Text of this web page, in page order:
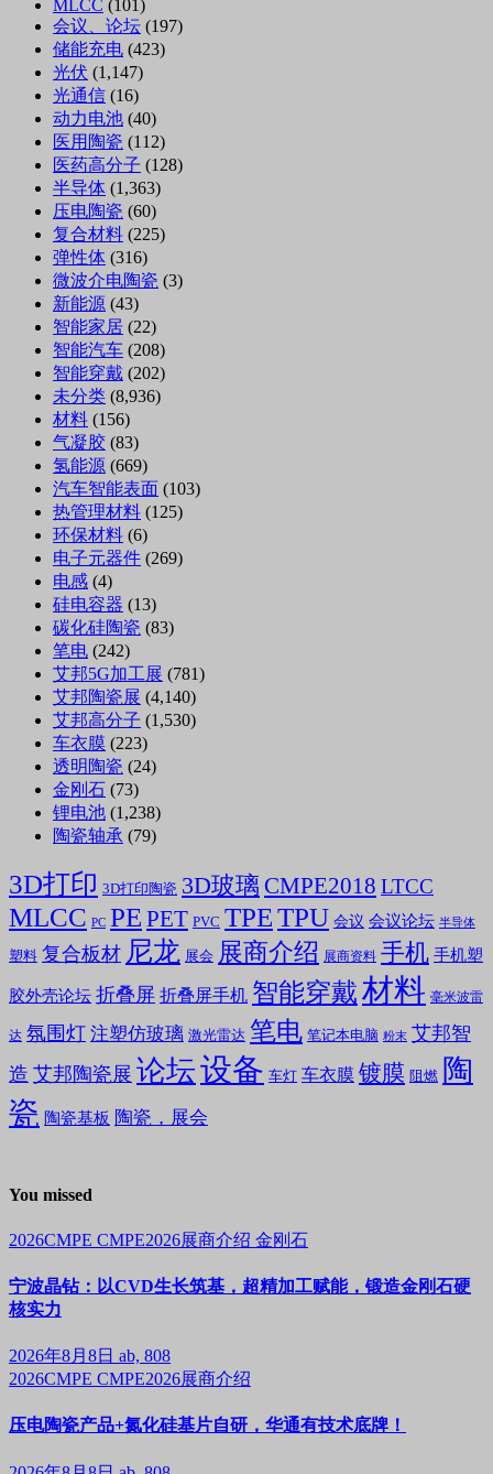
MLCC (101)
会议、论坛 (197)
储能充电 (423)
光伏 (1,147)
光通信 (16)
动力电池 (40)
医用陶瓷 (112)
医药高分子 (128)
半导体 (1,363)
压电陶瓷 (60)
复合材料 (225)
弹性体 (316)
微波介电陶瓷 (3)
新能源 (43)
智能家居 (22)
智能汽车 (208)
智能穿戴 (202)
未分类 (8,936)
材料 (156)
气凝胶 (83)
氢能源 (669)
汽车智能表面 (103)
热管理材料 (125)
环保材料 (6)
电子元器件 (269)
电感 (4)
硅电容器 (13)
碳化硅陶瓷 (83)
笔电 (242)
艾邦5G加工展 (781)
艾邦陶瓷展 (4,140)
艾邦高分子 (1,530)
车衣膜 (223)
透明陶瓷 (24)
金刚石 (73)
锂电池 (1,238)
陶瓷轴承 (79)
3D打印 3D打印陶瓷 3D玻璃 CMPE2018 LTCC
MLCC PC PE PET PVC TPETPU 会议 会议论坛 半导体
塑料 复合板材 尼龙 展会 展商介绍 展商资料 手机 手机塑
胶外壳论坛 折叠屏 折叠屏手机 智能穿戴材料 毫米波雷
达 氛围灯 注塑仿玻璃 激光雷达 笔电 笔记本电脑 粉末 艾邦智
造 艾邦陶瓷展 论坛设备 车灯 车衣膜 镀膜 阻燃 陶
瓷 陶瓷基板 陶瓷，展会
You missed
2026CMPE CMPE2026展商介绍 金刚石
宁波晶钻：以CVD生长筑基，超精加工赋能，锻造金刚石硬
核实力
2026年8月8日 ab, 808
2026CMPE CMPE2026展商介绍
压电陶瓷产品+氮化硅基片自研，华通有技术底牌！